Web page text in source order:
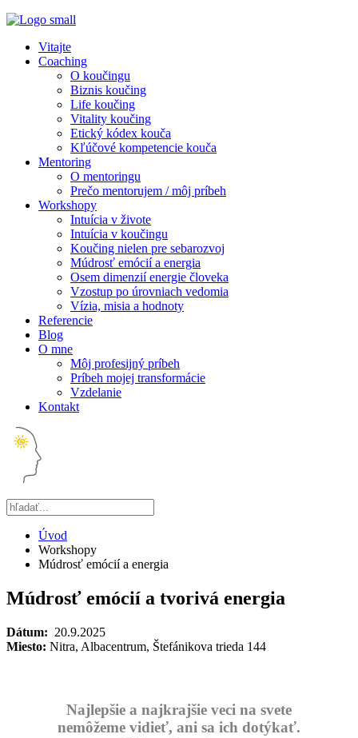
Vitajte
Coaching
O koučingu
Biznis koučing
Life koučing
Vitality koučing
Etický kódex kouča
Kľúčové kompetencie kouča
Mentoring
O mentoringu
Prečo mentorujem / môj príbeh
Workshopy
Intuícia v živote
Intuícia v koučingu
Koučing nielen pre sebarozvoj
Múdrosť emócií a energia
Osem dimenzií energie človeka
Vzostup po úrovniach vedomia
Vízia, misia a hodnoty
Referencie
Blog
O mne
Môj profesijný príbeh
Príbeh mojej transformácie
Vzdelanie
Kontakt
Úvod
Workshopy
Múdrosť emócií a energia
Múdrosť emócií a tvorivá energia
Dátum: 20.9.2025
Miesto: Nitra, Albacentrum, Štefánikova trieda 144
Najlepšie a najkrajšie veci na svete
nemôžeme vidieť, ani sa ich dotýkať.